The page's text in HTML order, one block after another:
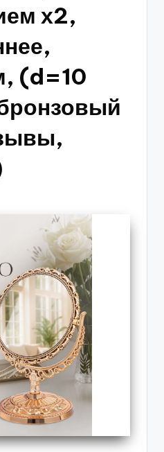
х2,
(d=10